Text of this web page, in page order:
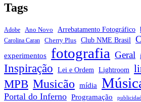
Tags
Adobe Ano Novo Arrebatamento Fotográfico
Carolina Caran Cherry Plus Club NME Brasil
experimentos
fotografia Geral
Inspiração Lei e Ordem Lightroom
MPB Musicão mídia
Portal do Inferno Programação